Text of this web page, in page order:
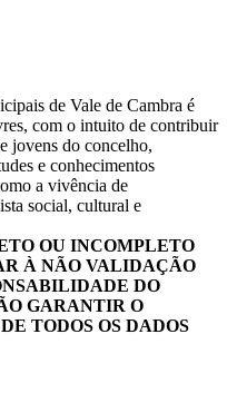
de Vale de Cambra é
com o intuito de contribuir
jovens do concelho,
e conhecimentos
a vivência de
social, cultural e
OU INCOMPLETO
À NÃO VALIDAÇÃO
DO
GARANTIR O
TODOS OS DADOS